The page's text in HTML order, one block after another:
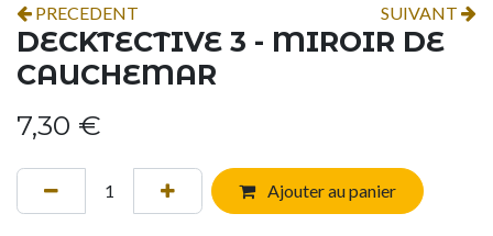
PRECEDENT SUIVANT
DECKTECTIVE 3 - MIROIR DE
CAUCHEMAR
7,30 €
Ajouter au panier